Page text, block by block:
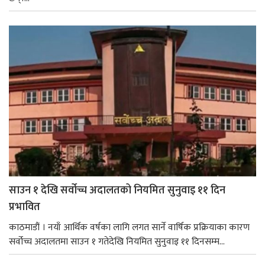
साउन १ देखि सर्वोच्च अदालतको नियमित सुनुवाइ ११ दिन
प्रभावित
काठमाडौं । नयाँ आर्थिक वर्षका लागि लगत सार्ने वार्षिक प्रक्रियाका कारण
सर्वोच्च अदालतमा साउन १ गतेदेखि नियमित सुनुवाइ ११ दिनसम्म...